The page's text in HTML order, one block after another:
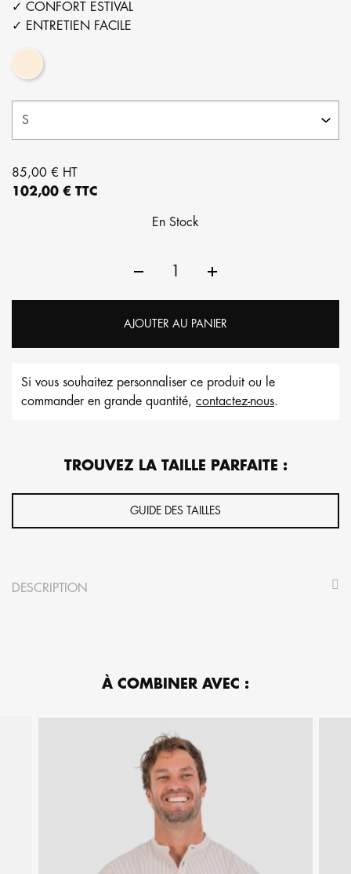
✓ CONFORT ESTIVAL
✓ ENTRETIEN FACILE
Ecru
85,00 € HT
102,00 € TTC
En Stock
AJOUTER AU PANIER
Si vous souhaitez personnaliser ce produit ou le
commander en grande quantité, contactez-nous.
TROUVEZ LA TAILLE PARFAITE :
GUIDE DES TAILLES
DESCRIPTION
À COMBINER AVEC :